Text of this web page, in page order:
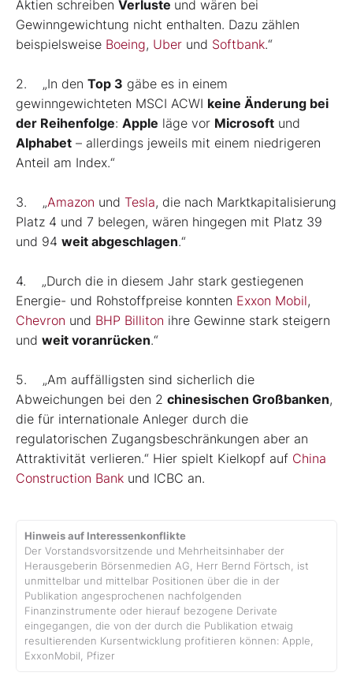
Aktien schreiben Verluste und wären bei
Gewinngewichtung nicht enthalten. Dazu zählen
beispielsweise Boeing, Uber und Softbank.“
2. „In den Top 3 gäbe es in einem
gewinngewichteten MSCI ACWI keine Änderung bei
der Reihenfolge: Apple läge vor Microsoft und
Alphabet – allerdings jeweils mit einem niedrigeren
Anteil am Index.“
3. „Amazon und Tesla, die nach Marktkapitalisierung
Platz 4 und 7 belegen, wären hingegen mit Platz 39
und 94 weit abgeschlagen.“
4. „Durch die in diesem Jahr stark gestiegenen
Energie- und Rohstoffpreise konnten Exxon Mobil,
Chevron und BHP Billiton ihre Gewinne stark steigern
und weit voranrücken.“
5. „Am auffälligsten sind sicherlich die
Abweichungen bei den 2 chinesischen Großbanken,
die für internationale Anleger durch die
regulatorischen Zugangsbeschränkungen aber an
Attraktivität verlieren.“ Hier spielt Kielkopf auf China
Construction Bank und ICBC an.
Hinweis auf Interessenkonflikte
Der Vorstandsvorsitzende und Mehrheitsinhaber der
Herausgeberin Börsenmedien AG, Herr Bernd Förtsch, ist
unmittelbar und mittelbar Positionen über die in der
Publikation angesprochenen nachfolgenden
Finanzinstrumente oder hierauf bezogene Derivate
eingegangen, die von der durch die Publikation etwaig
resultierenden Kursentwicklung profitieren können: Apple,
ExxonMobil, Pfizer